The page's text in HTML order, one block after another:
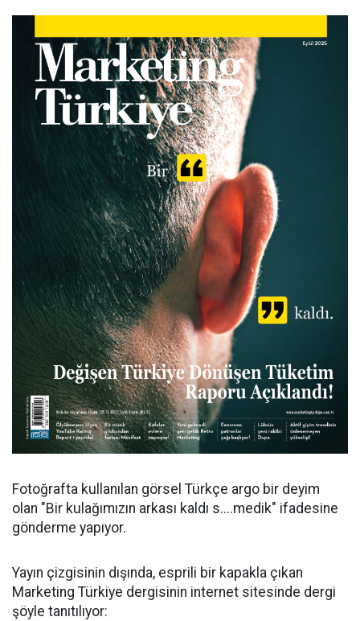
Fotoğrafta kullanılan görsel Türkçe argo bir deyim
olan "Bir kulağımızın arkası kaldı s....medik" ifadesine
gönderme yapıyor.
Yayın çizgisinin dışında, esprili bir kapakla çıkan
Marketing Türkiye dergisinin internet sitesinde dergi
şöyle tanıtılıyor: